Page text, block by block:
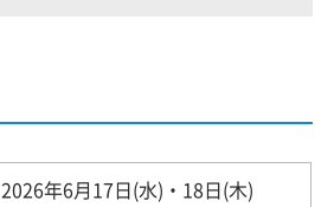
2026年6月17日(水)・18日(木)